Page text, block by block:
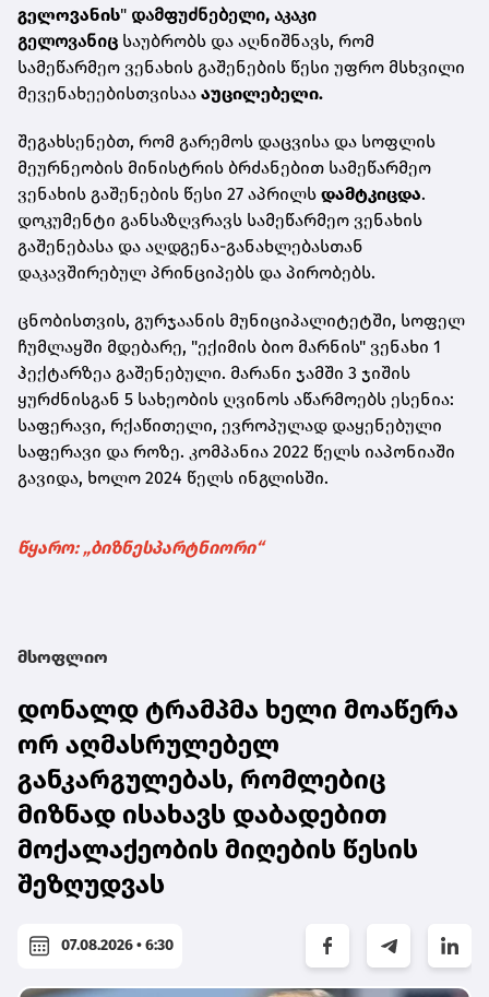
გელოვანის" დამფუძნებელი, აკაკი
გელოვანიც საუბრობს და აღნიშნავს, რომ
სამეწარმეო ვენახის გაშენების წესი უფრო მსხვილი
მევენახეებისთვისაა აუცილებელი.
შეგახსენებთ, რომ გარემოს დაცვისა და სოფლის
მეურნეობის მინისტრის ბრძანებით სამეწარმეო
ვენახის გაშენების წესი 27 აპრილს დამტკიცდა.
დოკუმენტი განსაზღვრავს სამეწარმეო ვენახის
გაშენებასა და აღდგენა-განახლებასთან
დაკავშირებულ პრინციპებს და პირობებს.
ცნობისთვის, გურჯაანის მუნიციპალიტეტში, სოფელ
ჩუმლაყში მდებარე, "ექიმის ბიო მარნის" ვენახი 1
ჰექტარზეა გაშენებული. მარანი ჯამში 3 ჯიშის
ყურძნისგან 5 სახეობის ღვინოს აწარმოებს ესენია:
საფერავი, რქაწითელი, ევროპულად დაყენებული
საფერავი და როზე. კომპანია 2022 წელს იაპონიაში
გავიდა, ხოლო 2024 წელს ინგლისში.
წყარო: „ბიზნესპარტნიორი“
მსოფლიო
დონალდ ტრამპმა ხელი მოაწერა
ორ აღმასრულებელ
განკარგულებას, რომლებიც
მიზნად ისახავს დაბადებით
მოქალაქეობის მიღების წესის
შეზღუდვას
07.08.2026 • 6:30